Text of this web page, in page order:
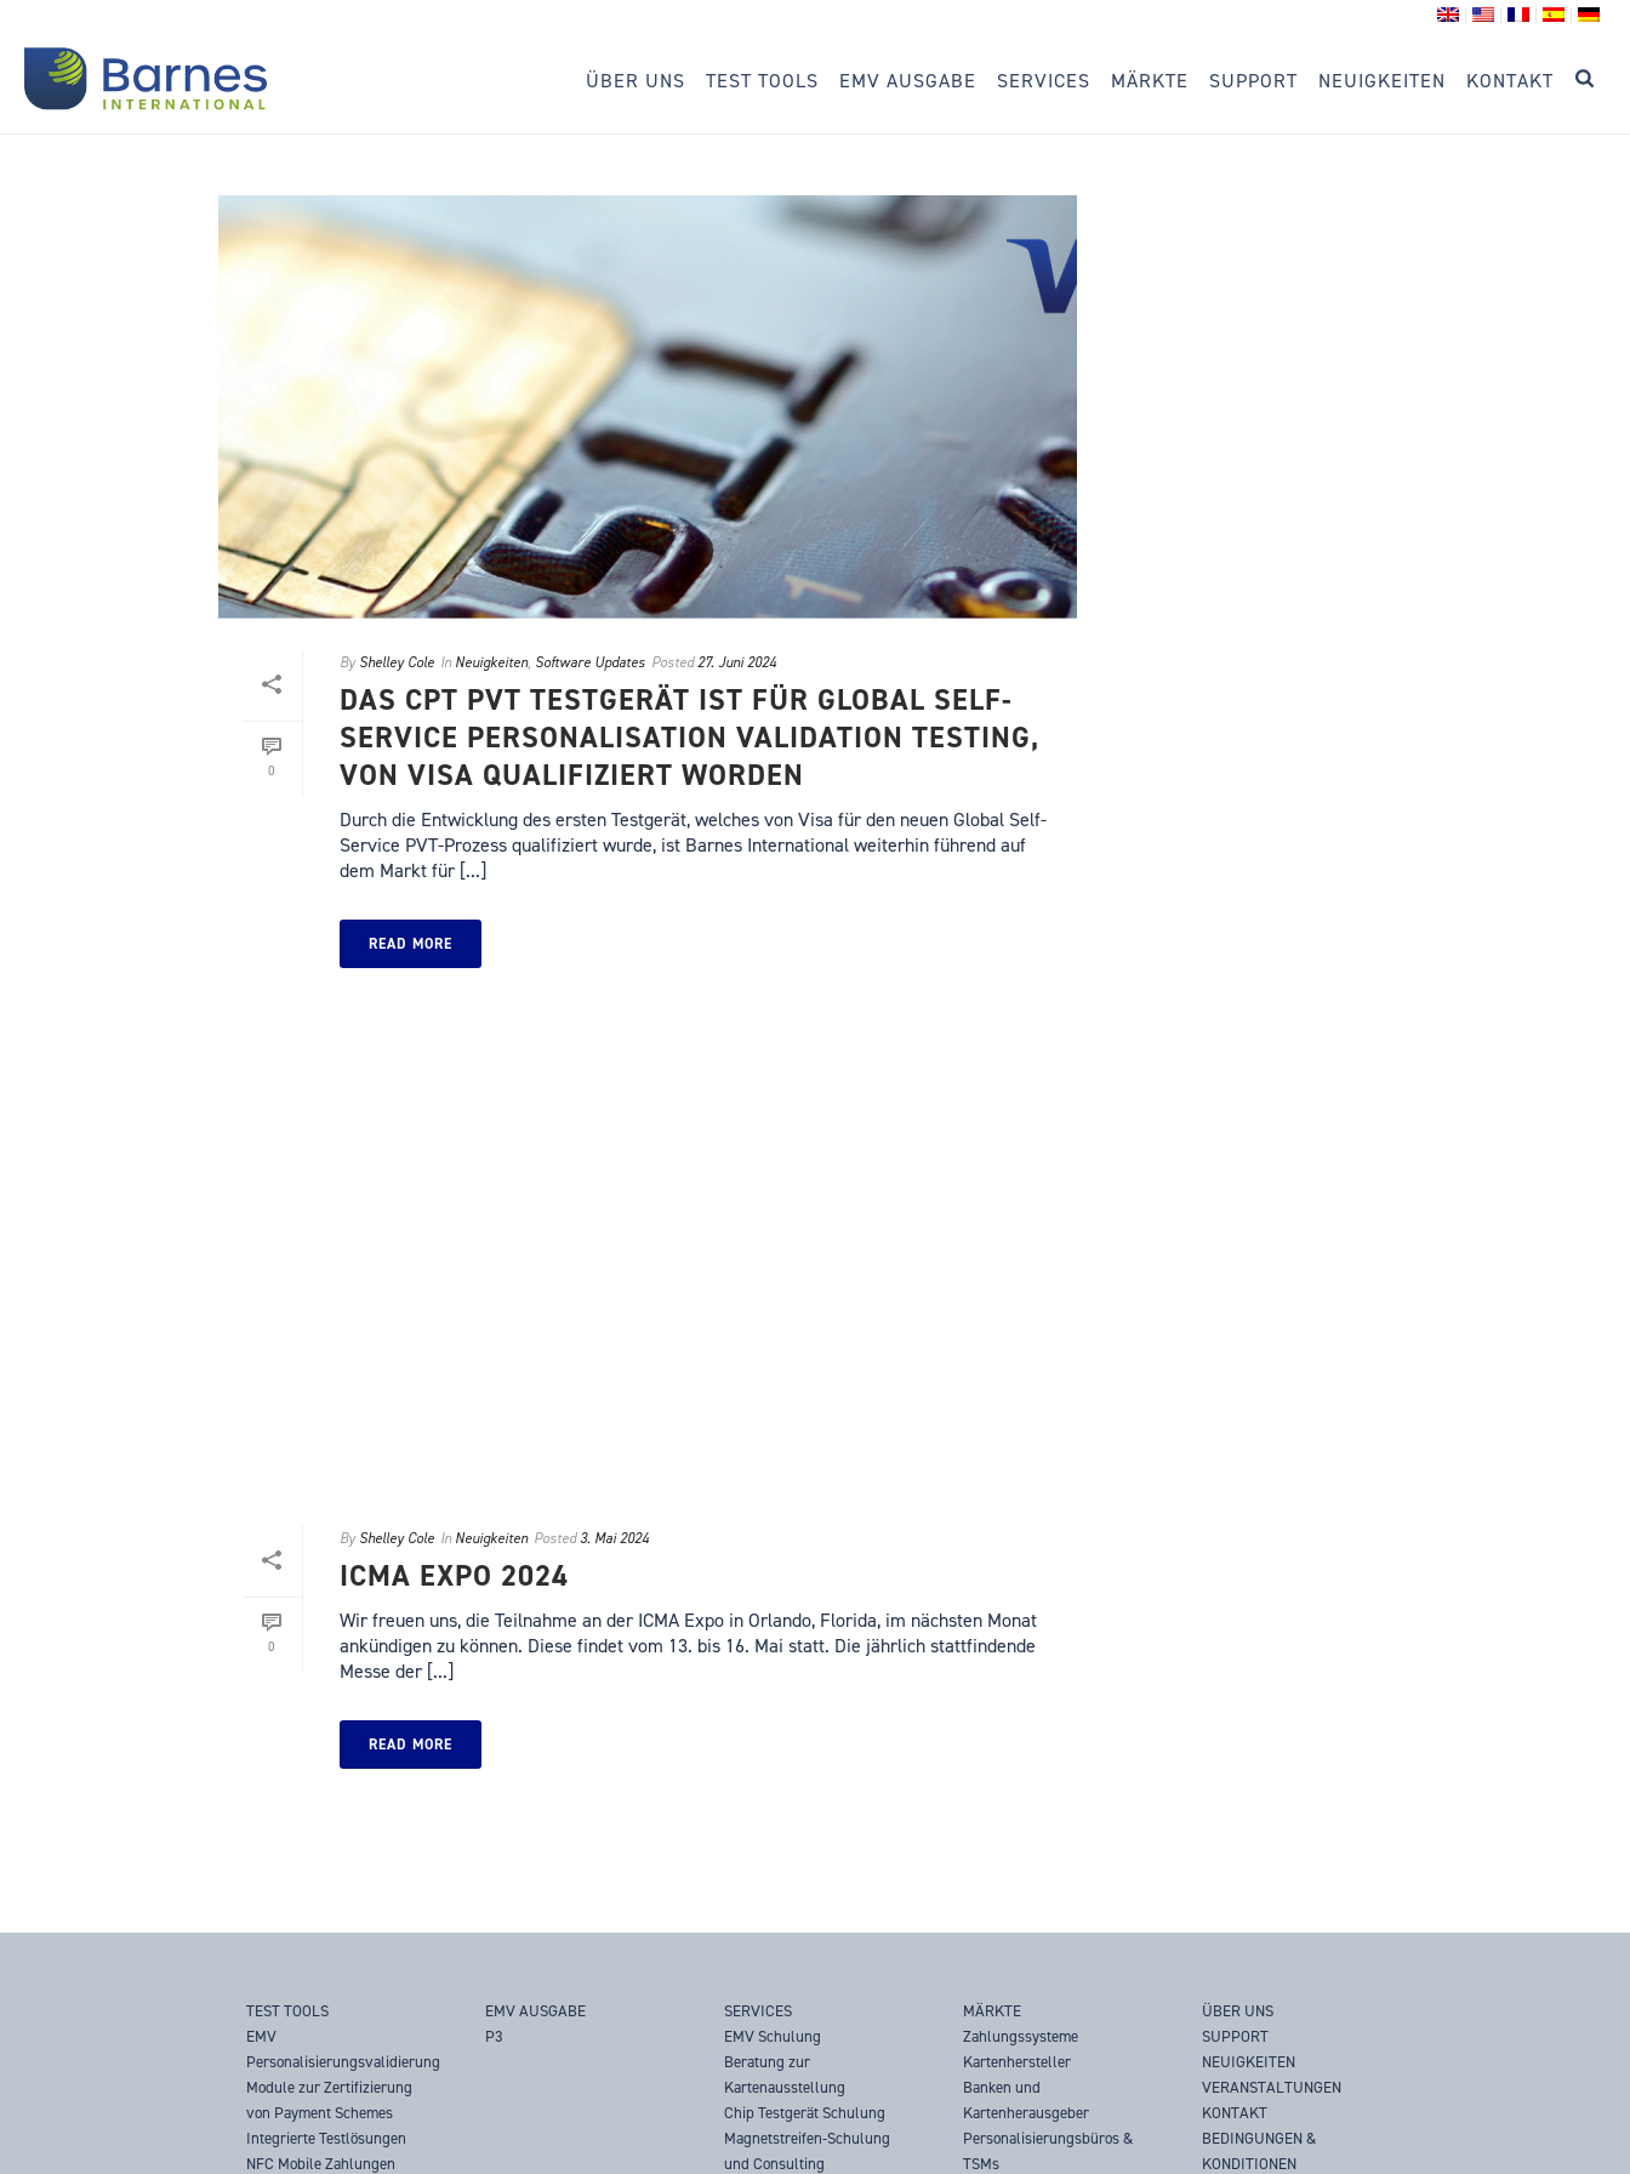
ÜBER UNS TEST TOOLS EMV AUSGABE SERVICES MÄRKTE SUPPORT NEUIGKEITEN KONTAKT
0
By Shelley Cole In Neuigkeiten, Software Updates Posted 27. Juni 2024
DAS CPT PVT TESTGERÄT IST FÜR GLOBAL SELF-
SERVICE PERSONALISATION VALIDATION TESTING,
VON VISA QUALIFIZIERT WORDEN
Durch die Entwicklung des ersten Testgerät, welches von Visa für den neuen Global Self-
Service PVT-Prozess qualifiziert wurde, ist Barnes International weiterhin führend auf
dem Markt für [...]
READ MORE
0
By Shelley Cole In Neuigkeiten Posted 3. Mai 2024
ICMA EXPO 2024
Wir freuen uns, die Teilnahme an der ICMA Expo in Orlando, Florida, im nächsten Monat
ankündigen zu können. Diese findet vom 13. bis 16. Mai statt. Die jährlich stattfindende
Messe der [...]
READ MORE
TEST TOOLS
EMV
Personalisierungsvalidierung
Module zur Zertifizierung
von Payment Schemes
Integrierte Testlösungen
NFC Mobile Zahlungen
EMV AUSGABE
P3
SERVICES
EMV Schulung
Beratung zur
Kartenausstellung
Chip Testgerät Schulung
Magnetstreifen-Schulung
und Consulting
MÄRKTE
Zahlungssysteme
Kartenhersteller
Banken und
Kartenherausgeber
Personalisierungsbüros &
TSMs
ÜBER UNS
SUPPORT
NEUIGKEITEN
VERANSTALTUNGEN
KONTAKT
BEDINGUNGEN &
KONDITIONEN